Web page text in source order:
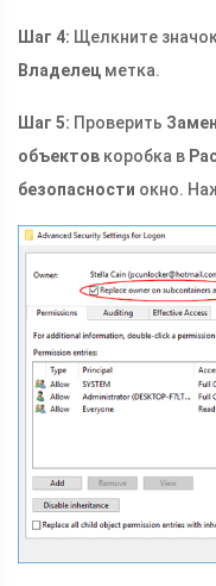
Шаг 4: Щелкните значок
Владелец метка.
Шаг 5: Проверить
объектов коробка в
безопасности окно.